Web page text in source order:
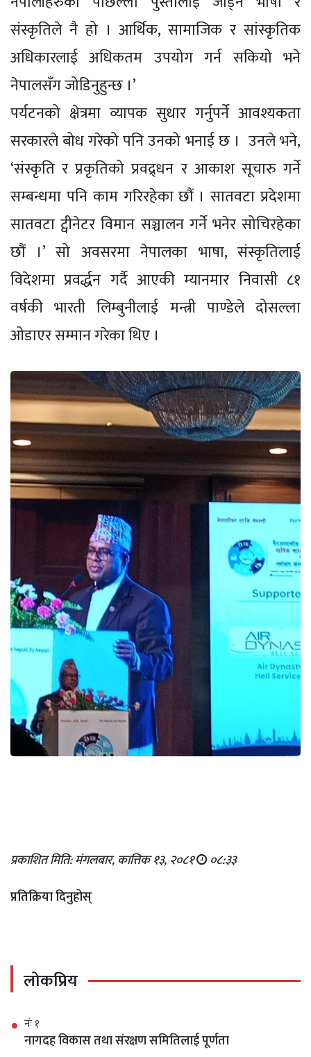
संस्कृतिले नै हो । आर्थिक, सामाजिक र सांस्कृतिक
अधिकारलाई अधिकतम उपयोग गर्न सकियो भने
नेपालसँग जोडिनुहुन्छ ।’
पर्यटनको क्षेत्रमा व्यापक सुधार गर्नुपर्ने आवश्यकता
सरकारले बोध गरेको पनि उनको भनाई छ । उनले भने,
‘संस्कृति र प्रकृतिको प्रवद्र्धन र आकाश सूचारु गर्ने
सम्बन्धमा पनि काम गरिरहेका छौं । सातवटा प्रदेशमा
सातवटा ट्वीनेटर विमान सञ्चालन गर्ने भनेर सोचिरहेका
छौं ।’ सो अवसरमा नेपालका भाषा, संस्कृतिलाई
विदेशमा प्रवर्द्धन गर्दै आएकी म्यानमार निवासी ८१
वर्षकी भारती लिम्बुनीलाई मन्त्री पाण्डेले दोसल्ला
ओडाएर सम्मान गरेका थिए ।
प्रकाशित मिति: मंगलबार, कात्तिक १३, २०८१ ०८:३३
प्रतिक्रिया दिनुहोस्
लोकप्रिय
नंः १
नागदह विकास तथा संरक्षण समितिलाई पूर्णता